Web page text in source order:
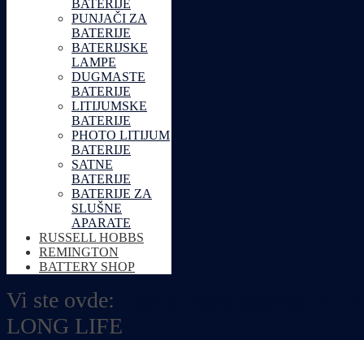
BATERIJE
PUNJAČI ZA
BATERIJE
BATERIJSKE
LAMPE
DUGMASTE
BATERIJE
LITIJUMSKE
BATERIJE
PHOTO LITIJUM
BATERIJE
SATNE
BATERIJE
BATERIJE ZA
SLUŠNE
APARATE
RUSSELL HOBBS
REMINGTON
BATTERY SHOP
Vi ste ovde:
LONG LIFE